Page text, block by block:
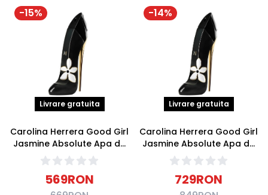
-15%
Livrare gratuita
Carolina Herrera Good Girl
Jasmine Absolute Apa de
parfum 50ml
569RON
-14%
Livrare gratuita
Carolina Herrera Good Girl
Jasmine Absolute Apa de
parfum 80ml
729RON